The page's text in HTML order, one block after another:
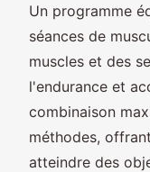
Un programme
séances de
muscles et des
l'endurance et
combinaison
méthodes,
atteindre des